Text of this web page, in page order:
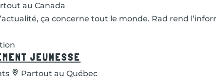
au Canada
ça concerne tout le monde. Rad rend
JEUNESSE
Partout au Québec